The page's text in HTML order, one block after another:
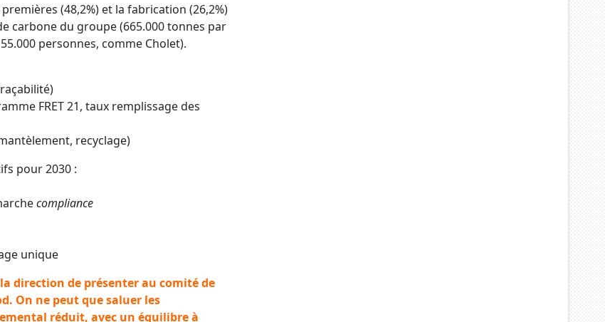
(48,2%) et la fabrication (26,2%)
carbone du groupe (665.000 tonnes par
personnes, comme Cholet).
FRET 21, taux remplissage des
recyclage)
pour 2030 :
compliance
unique
direction de présenter au comité de
On ne peut que saluer les
réduit, avec un équilibre à